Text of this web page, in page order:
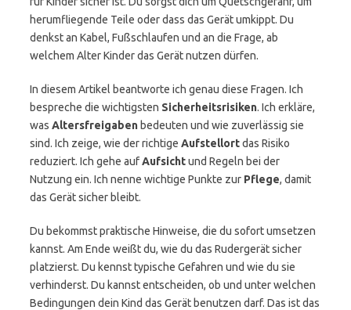
herumfliegende Teile oder dass das Gerät umkippt. Du
denkst an Kabel, Fußschlaufen und an die Frage, ab
welchem Alter Kinder das Gerät nutzen dürfen.
In diesem Artikel beantworte ich genau diese Fragen. Ich
bespreche die wichtigsten Sicherheitsrisiken. Ich erkläre,
was Altersfreigaben bedeuten und wie zuverlässig sie
sind. Ich zeige, wie der richtige Aufstellortdas Risiko
reduziert. Ich gehe aufAufsichtund Regeln bei der
Nutzung ein. Ich nenne wichtige Punkte zur Pflege, damit
das Gerät sicher bleibt.
Du bekommst praktische Hinweise, die du sofort umsetzen
kannst. Am Ende weißt du, wie du das Rudergerät sicher
platzierst. Du kennst typische Gefahren und wie du sie
verhinderst. Du kannst entscheiden, ob und unter welchen
Bedingungen dein Kind das Gerät benutzen darf. Das ist das